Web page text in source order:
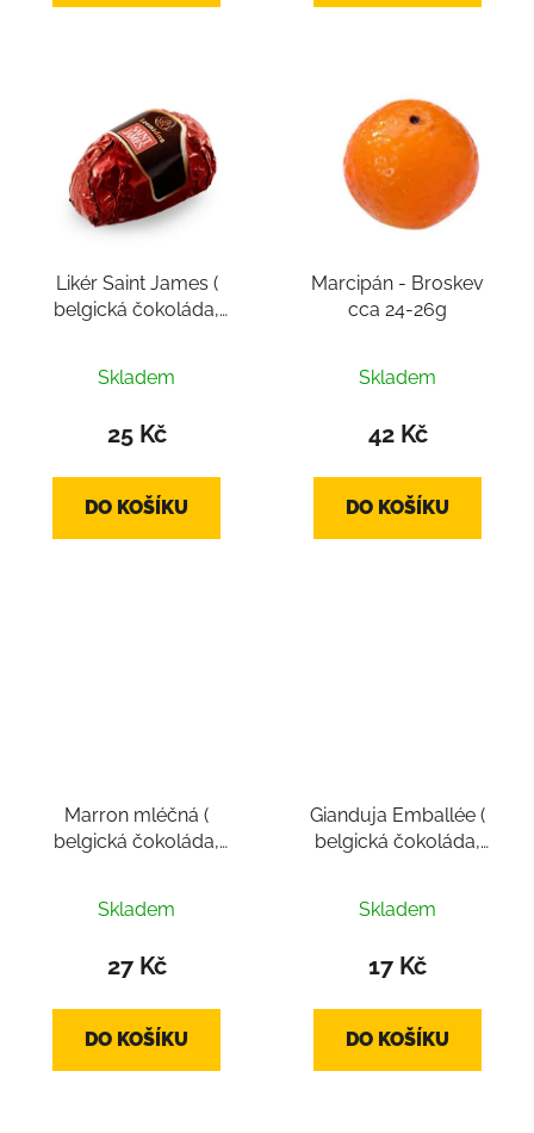
Likér Saint James (
belgická čokoláda,
Skladem
25 Kč
DO KOŠÍKU
Marcipán - Broskev
cca 24-26g
Skladem
42 Kč
DO KOŠÍKU
Marron mléčná (
belgická čokoláda,
Skladem
27 Kč
DO KOŠÍKU
Gianduja Emballée (
belgická čokoláda,
Skladem
17 Kč
DO KOŠÍKU